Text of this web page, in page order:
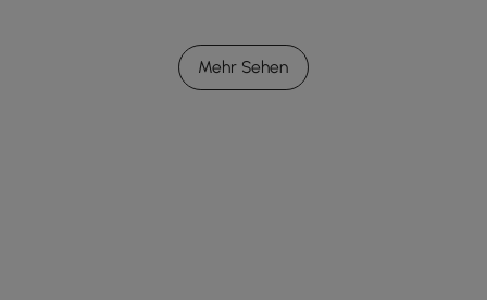
Mehr Sehen